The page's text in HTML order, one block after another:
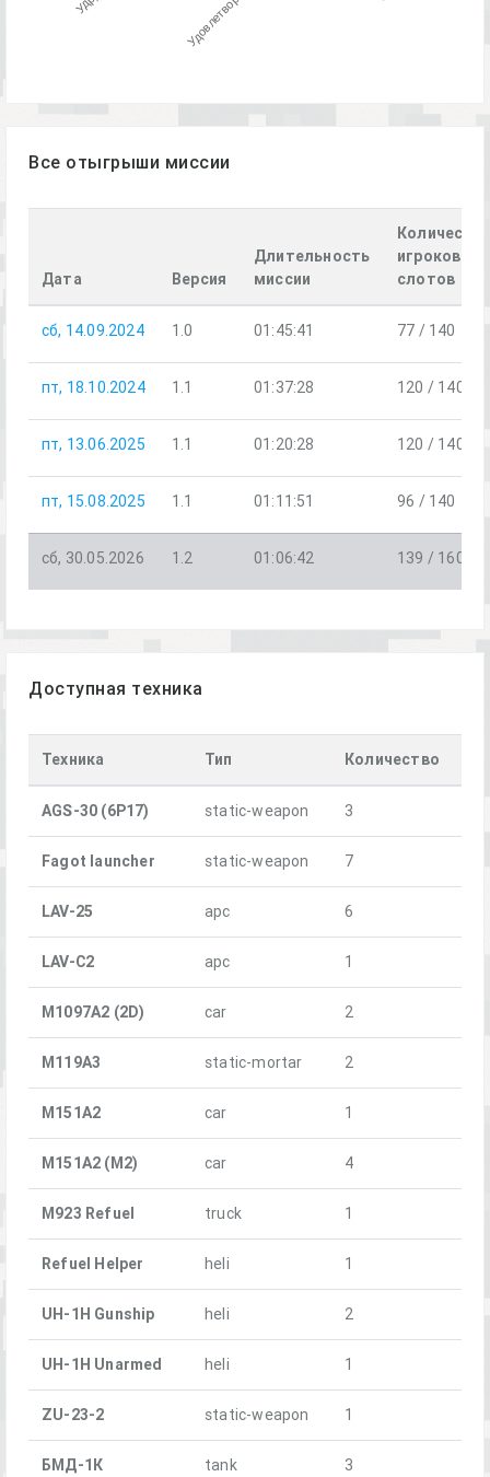
Все отыгрыши миссии
Дата Версия
Длительность
миссии
игроков /
слотов
сб, 14.09.2024 1.0 01:45:41 77 / 140
пт, 18.10.2024 1.1 01:37:28 120 / 140
пт, 13.06.2025 1.1 01:20:28 120 / 140
пт, 15.08.2025 1.1 01:11:51 96 / 140
сб, 30.05.2026 1.2 01:06:42 139 / 160
Доступная техника
Техника Тип Количество
AGS-30 (6P17) static-weapon 3
Fagot launcher static-weapon 7
LAV-25 apc 6
LAV-C2 apc 1
M1097A2 (2D) car 2
M119A3 static-mortar 2
M151A2 car 1
M151A2 (M2) car 4
M923 Refuel truck 1
Refuel Helper heli 1
UH-1H Gunship heli 2
UH-1H Unarmed heli 1
ZU-23-2 static-weapon 1
БМД-1К tank 3